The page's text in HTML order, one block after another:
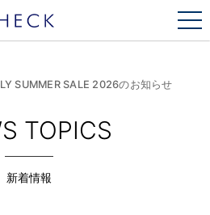
SUMMER SALE 2026のお知らせ
TOPICS
新着情報